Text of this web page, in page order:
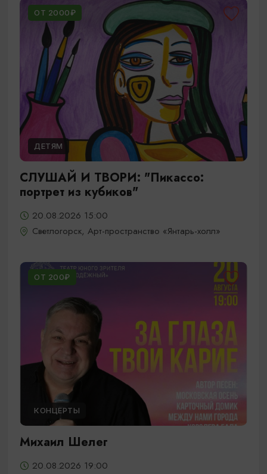
ОТ 2000₽
ДЕТЯМ
СЛУШАЙ И ТВОРИ: "Пикассо:
портрет из кубиков"
20.08.2026 15:00
Светлогорск, Арт-пространство «Янтарь-холл»
ОТ 200₽
КОНЦЕРТЫ
Михаил Шелег
20.08.2026 19:00